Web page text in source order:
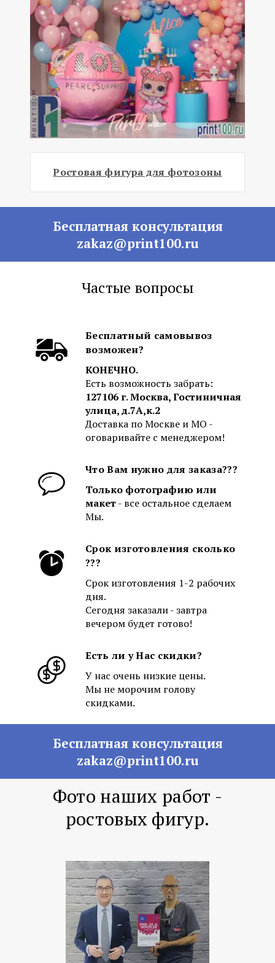
Ростовая фигура для фотозоны
Бесплатная консультация
zakaz@print100.ru
Частые вопросы
Бесплатный самовывоз
возможен?
КОНЕЧНО.
Есть возможность забрать:
127106 г. Москва, Гостиничная
улица, д.7А,к.2
Доставка по Москве и МО -
оговаривайте с менеджером!
Что Вам нужно для заказа???
Только фотографию или
макет- все остальное сделаем
Мы.
Срок изготовления сколько
???
Срок изготовления 1-2 рабочих
дня.
Сегодня заказали - завтра
вечером будет готово!
Есть ли у Нас скидки?
У нас очень низкие цены.
Мы не морочим голову
скидками.
Бесплатная консультация
zakaz@print100.ru
Фото наших работ -
ростовых фигур.